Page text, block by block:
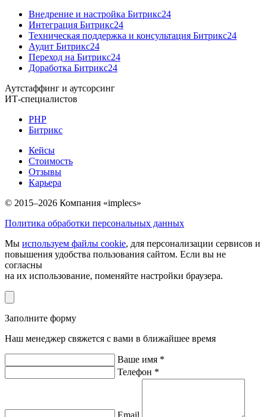
Внедрение и настройка Битрикс24
Интеграция Битрикс24
Техническая поддержка и консультация Битрикс24
Аудит Битрикс24
Переход на Битрикс24
Доработка Битрикс24
Аутстаффинг и аутсорсинг
ИТ-специалистов
PHP
Битрикс
Кейсы
Стоимость
Отзывы
Карьера
© 2015–2026 Компания «implecs»
Политика обработки персональных данных
Мы используем файлы cookie, для персонализации сервисов и
повышения удобства пользования сайтом. Если вы не
согласны
на их использование, поменяйте настройки браузера.
Заполните форму
Наш менеджер свяжется с вами в ближайшее время
Ваше имя *
Телефон *